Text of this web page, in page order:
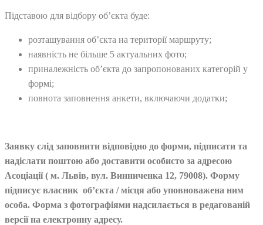
Підставою для відбору об’єкта буде:
розташування об’єкта на території маршруту;
наявність не більше 5 актуальних фото;
приналежність об’єкта до запропонованих категорій у
формі;
повнота заповнення анкети, включаючи додатки;
Заявку слід заповнити відповідно до форми, підписати та
надіслати поштою або доставити особисто за адресою
Асоціації ( м. Львів, вул. Винниченка 12, 79008). Форму
підписує власник об’єкта / місця або уповноважена ним
особа. Форма з фотографіями надсилається в редагованій
версії на електронну адресу.